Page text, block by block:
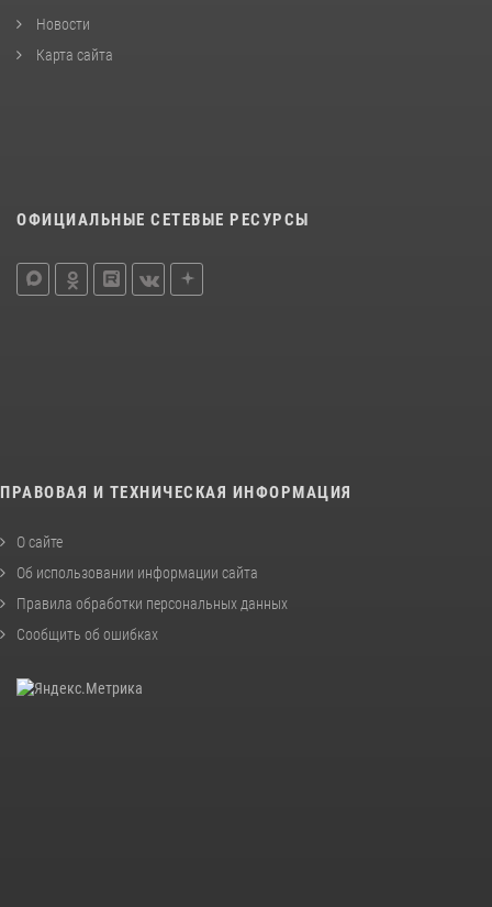
Новости
Карта сайта
ОФИЦИАЛЬНЫЕ СЕТЕВЫЕ РЕСУРСЫ
ПРАВОВАЯ И ТЕХНИЧЕСКАЯ ИНФОРМАЦИЯ
О сайте
Об использовании информации сайта
Правила обработки персональных данных
Сообщить об ошибках